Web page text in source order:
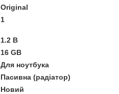
Original
1
1.2 В
16 GB
Для ноутбука
Пасивна (радіатор)
Новий